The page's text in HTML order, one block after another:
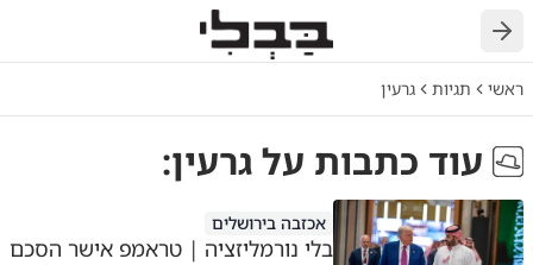
חזרה
ראשי תגיות גרעין
עוד כתבות עלגרעין:
אכזבה בירושלים
בלי נורמליזציה | טראמפ אישר הסכם